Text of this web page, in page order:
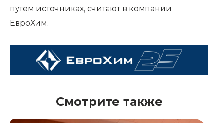
путем источниках, считают в компании
ЕвроХим.
Смотрите также